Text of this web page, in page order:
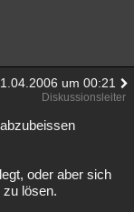
um 00:21
Diskussionsleiter
oder aber sich
lösen.